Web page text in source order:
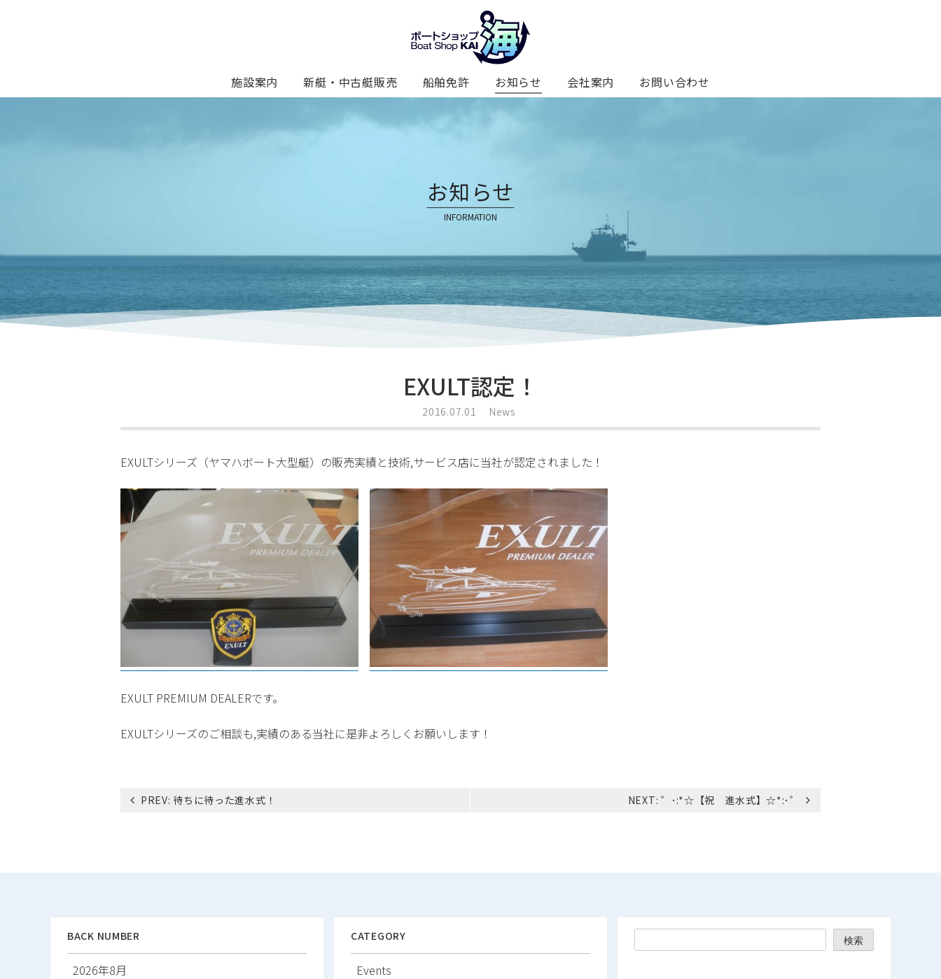
施設案内 新艇・中古艇販売 船舶免許 お知らせ 会社案内 お問い合わせ
お知らせ
INFORMATION
EXULT認定！
2016.07.01 News
EXULTシリーズ（ヤマハボート大型艇）の販売実績と技術,サービス店に当社が認定されました！
EXULT PREMIUM DEALERです。
EXULTシリーズのご相談も,実績のある当社に是非よろしくお願いします！
ン
PREV: 待ちに待った進水式！ NEXT: ゜･:*☆【祝 進水式】☆*:･゜
BACK NUMBER
2026年8月
CATEGORY
Events
検索